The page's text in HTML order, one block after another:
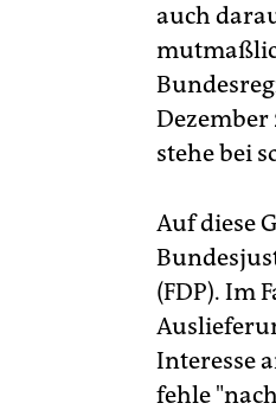
auch
Dezember
stehe bei
Auf diese
(FDP). Im
Interesse
fehle